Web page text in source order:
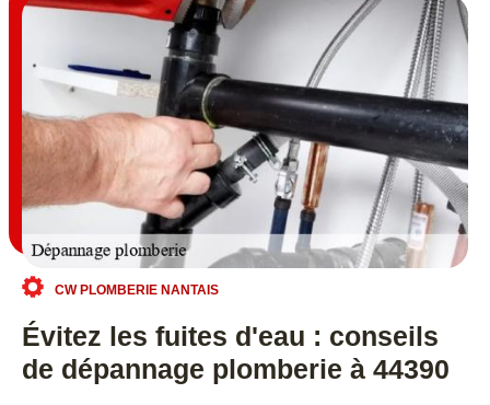
CW PLOMBERIE NANTAIS
Évitez les fuites d'eau : conseils
de dépannage plomberie à 44390